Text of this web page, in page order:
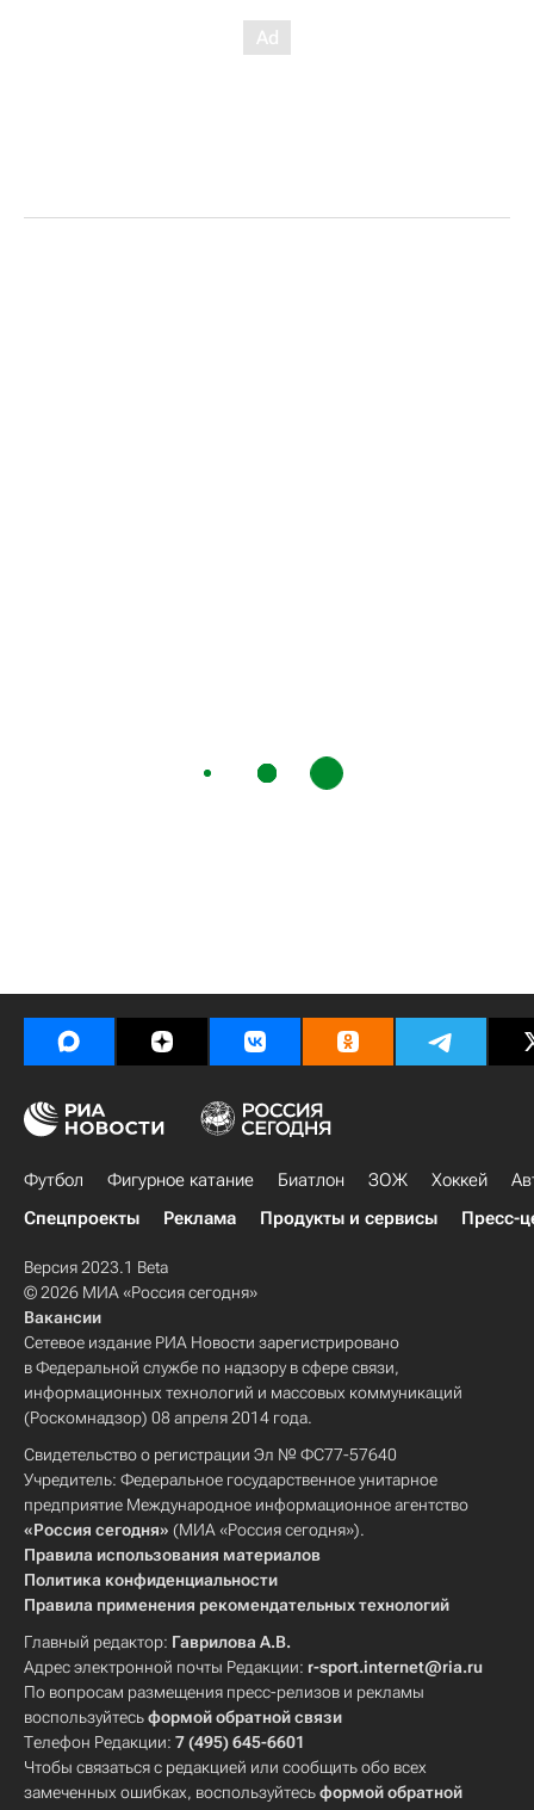
Футбол Фигурное катание Биатлон ЗОЖ Хоккей
Спецпроекты
Реклама Продукты и сервисы Пресс-
Версия 2023.1 Beta
© 2026 МИА «Россия сегодня»
Вакансии
Сетевое издание РИА Новости зарегистрировано
в Федеральной службе по надзору в сфере связи,
информационных технологий и массовых коммуникаций
(Роскомнадзор) 08 апреля 2014 года.
Свидетельство о регистрации Эл № ФС77-57640
Учредитель: Федеральное государственное унитарное
предприятие Международное информационное агентство
«Россия сегодня» (МИА «Россия сегодня»).
Правила использования материалов
Политика конфиденциальности
Правила применения рекомендательных технологий
Главный редактор: Гаврилова А.В.
Адрес электронной почты Редакции: r-sport.internet@ria.ru
По вопросам размещения пресс-релизов и рекламы
воспользуйтесьформой обратной связи
Телефон Редакции: 7 (495) 645-6601
Чтобы связаться с редакцией или сообщить обо всех
замеченных ошибках, воспользуйтесьформой обратной